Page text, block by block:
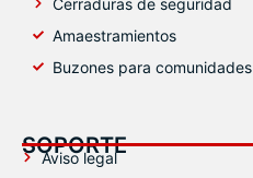
Cerraduras de seguridad
Amaestramientos
Buzones para comunidades
SOPORTE
Aviso legal